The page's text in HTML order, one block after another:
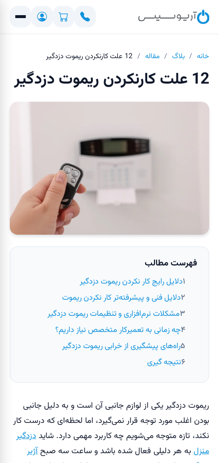
خانه / بلاگ / مقاله / 12 علت کارنکردن ریموت دزدگیر
12 علت کارنکردن ریموت دزدگیر
فهرست مطالب
دلایل رایج کار نکردن ریموت دزدگیر
دلایل فنی و پیشرفته‌تر کار نکردن ریموت
مشکلات نرم‌افزاری و تنظیمات ریموت دزدگیر
چه زمانی به تعمیرکار متخصص نیاز داریم؟
راه‌های پیشگیری از خرابی ریموت دزدگیر
نتیجه گیری
ریموت دزدگیر یکی از لوازم جانبی آن است و به دلیل جانبی
بودن اغلب مورد توجه قرار نمی‌گیرد، اما لحظه‌ای که درست کار
نکند، تازه متوجه می‌شویم چه کاربرد مهمی دارد. شایددزدگیر
منزلبه هر دلیلی فعال شده باشد و ساعت سه صبحآژیر